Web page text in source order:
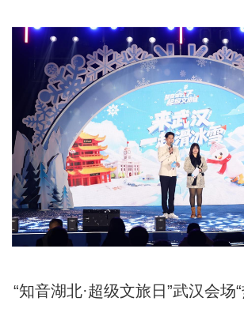
“知音湖北·超级文旅日”武汉会场